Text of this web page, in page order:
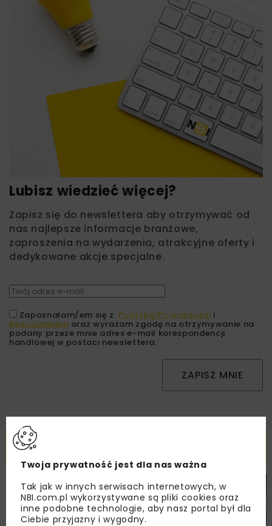
Lubisz wiedzieć więcej?
Zapisz się do newslettera aby otrzymywać od
nas najlepsze informacje branżowe,
zaproszenia na wydarzenia, atrakcyjne oferty i
dedykowane akcje specjalne.
Zapoznałam/em się z Polityką Prywatności i
Regulaminem oraz wyrażam zgodę na otrzymywanie na
podany przeze mnie adres e-mail korespondencji
handlowej w postaci newslettera.
ZAPISZ MNIE
Powiązane artykuły
DROGI MOSTY TUNELE ARCHIWUM NBI WYDARZENIA
Twoja prywatność jest dla nas ważna
Tak jak w innych serwisach internetowych, w
NBI.com.pl wykorzystywane są pliki cookies oraz
inne podobne technologie, aby nasz portal był dla
Ciebie przyjazny i wygodny.